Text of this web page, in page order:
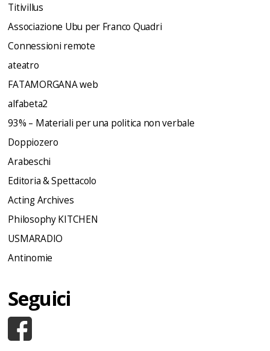
Titivillus
Associazione Ubu per Franco Quadri
Connessioni remote
ateatro
FATAMORGANA web
alfabeta2
93% – Materiali per una politica non verbale
Doppiozero
Arabeschi
Editoria & Spettacolo
Acting Archives
Philosophy KITCHEN
USMARADIO
Antinomie
Seguici